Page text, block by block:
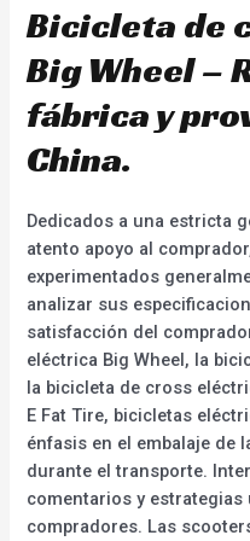
Bicicleta de
Big Wheel –
fábrica y
China.
Dedicados a una estricta
atento apoyo al
experimentados
analizar sus
satisfacción del
eléctrica Big Wheel, la
la bicicleta de cross
E Fat Tire, bicicletas
énfasis en el embalaje de
durante el transporte.
comentarios y
compradores. Las